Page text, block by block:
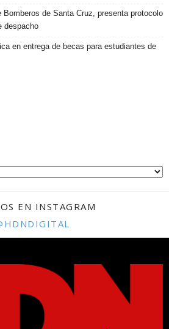
Bomberos de Santa Cruz, presenta protocolo
despacho
en entrega de becas para estudiantes de
EN INSTAGRAM